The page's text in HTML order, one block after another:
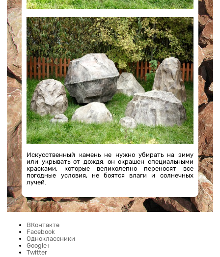
Искусственный камень не нужно убирать на зиму
или укрывать от дождя, он окрашен специальными
красками, которые великолепно переносят все
погодные условия, не боятся влаги и солнечных
лучей.
ВКонтакте
Facebook
Одноклассники
Google+
Twitter